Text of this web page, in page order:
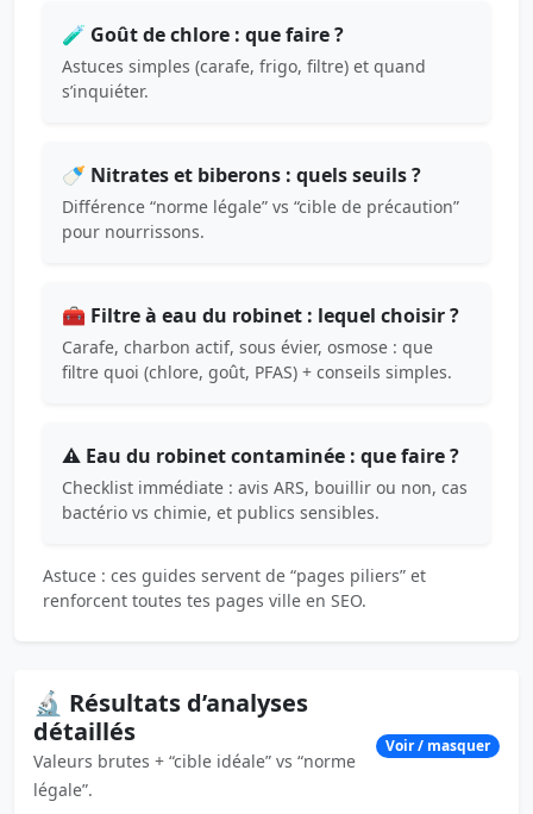
🧪 Goût de chlore : que faire ?
Astuces simples (carafe, frigo, filtre) et quand
s’inquiéter.
🍼 Nitrates et biberons : quels seuils ?
Différence “norme légale” vs “cible de précaution”
pour nourrissons.
🧰 Filtre à eau du robinet : lequel choisir ?
Carafe, charbon actif, sous évier, osmose : que
filtre quoi (chlore, goût, PFAS) + conseils simples.
⚠️ Eau du robinet contaminée : que faire ?
Checklist immédiate : avis ARS, bouillir ou non, cas
bactério vs chimie, et publics sensibles.
Astuce : ces guides servent de “pages piliers” et
renforcent toutes tes pages ville en SEO.
🔬 Résultats d’analyses
détaillés
Valeurs brutes + “cible idéale” vs “norme
légale”.
Voir / masquer